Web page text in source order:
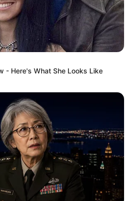
Tempat
di
7 Potret
Berusia
- Here's What She Looks Like